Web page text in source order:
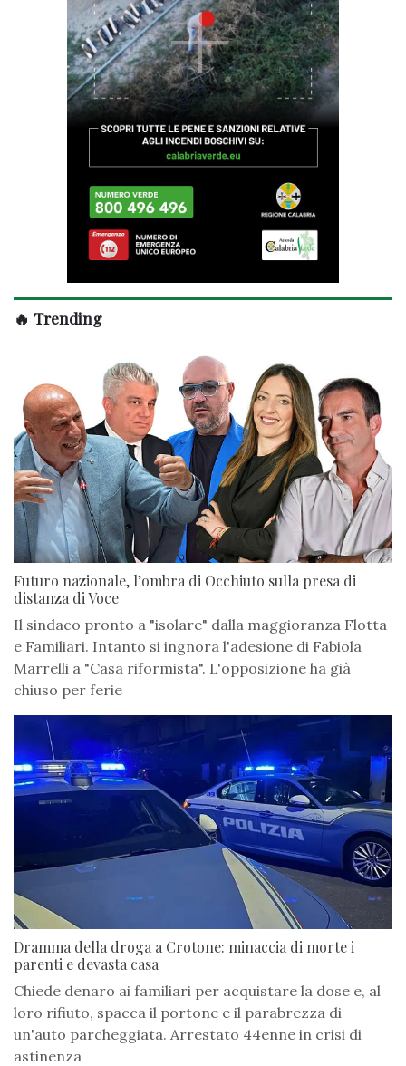
🔥 Trending
Futuro nazionale, l’ombra di Occhiuto sulla presa di
distanza di Voce
Il sindaco pronto a "isolare" dalla maggioranza Flotta
e Familiari. Intanto si ingnora l'adesione di Fabiola
Marrelli a "Casa riformista". L'opposizione ha già
chiuso per ferie
Dramma della droga a Crotone: minaccia di morte i
parenti e devasta casa
Chiede denaro ai familiari per acquistare la dose e, al
loro rifiuto, spacca il portone e il parabrezza di
un'auto parcheggiata. Arrestato 44enne in crisi di
astinenza